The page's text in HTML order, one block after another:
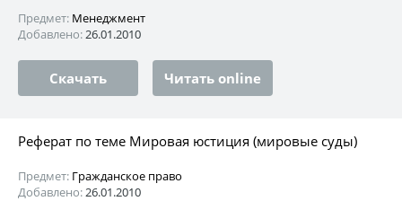
Предмет: Менеджмент
Добавлено:26.01.2010
Скачать Читать online
Реферат по теме Мировая юстиция (мировые суды)
Предмет: Гражданское право
Добавлено:26.01.2010